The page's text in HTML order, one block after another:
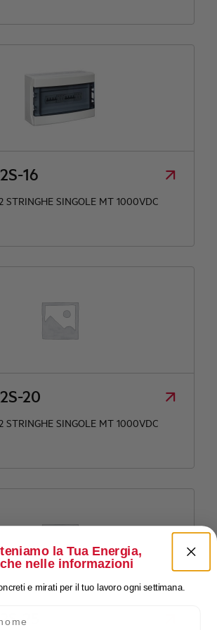
16
STRINGHE SINGOLE MT 1000VDC
20
STRINGHE SINGOLE MT 1000VDC
25
la Tua Energia,
nelle informazioni
e mirati per il tuo lavoro ogni settimana.